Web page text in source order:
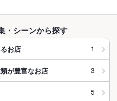
・シーンから探す
お店 1
が豊富なお店 3
5